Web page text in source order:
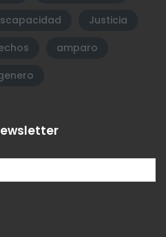
Justicia
amparo